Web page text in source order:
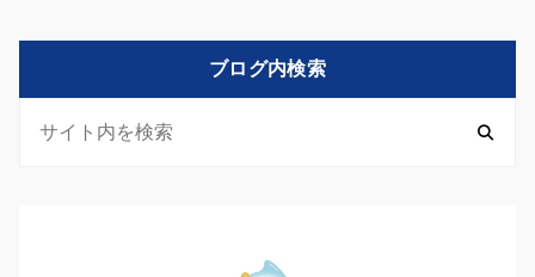
ブログ内検索